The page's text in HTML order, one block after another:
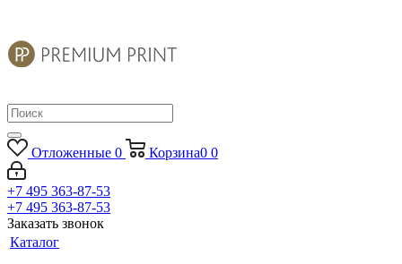
Отложенные 0 Корзина0 0
+7 495 363-87-53
+7 495 363-87-53
Заказать звонок
Каталог